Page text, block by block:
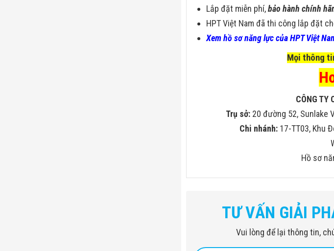
Lắp đặt miễn phí,bảo hành chính
HPT Việt Nam đã thi công lắp đặt
Xem hồ sơ năng lực của HPT Việt
Mọi thông
CÔNG TY
Trụ sở: 20 đường 52, Sunlake
Chi nhánh:17-TT03, Khu
Hồ sơ
TƯ VẤN GIẢI
Vui lòng để lại thông tin,